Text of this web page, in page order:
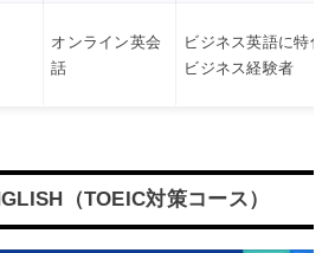
オンライン英会
話
ビジネス英語に特化
ビジネス経験者
（TOEIC対策コース）